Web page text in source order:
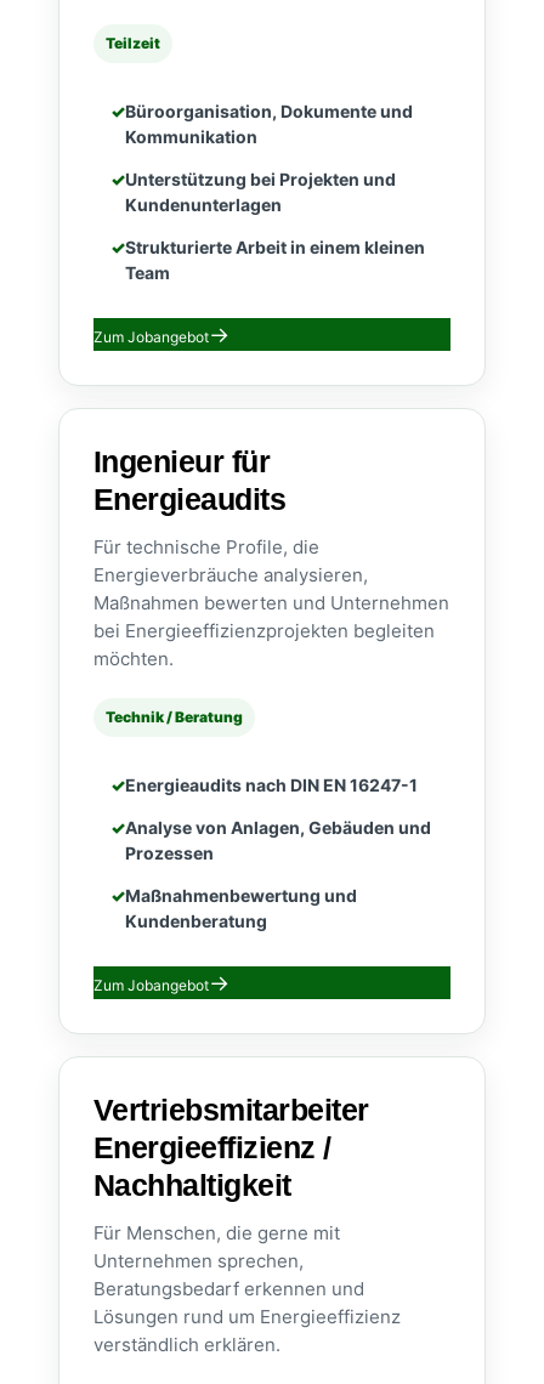
Teilzeit
Büroorganisation, Dokumente und
Kommunikation
Unterstützung bei Projekten und
Kundenunterlagen
Strukturierte Arbeit in einem kleinen
Team
Zum Jobangebot
Ingenieur für
Energieaudits
Für technische Profile, die
Energieverbräuche analysieren,
Maßnahmen bewerten und Unternehmen
bei Energieeffizienzprojekten begleiten
möchten.
Technik / Beratung
Energieaudits nach DIN EN 16247-1
Analyse von Anlagen, Gebäuden und
Prozessen
Maßnahmenbewertung und
Kundenberatung
Zum Jobangebot
Vertriebsmitarbeiter
Energieeffizienz /
Nachhaltigkeit
Für Menschen, die gerne mit
Unternehmen sprechen,
Beratungsbedarf erkennen und
Lösungen rund um Energieeffizienz
verständlich erklären.